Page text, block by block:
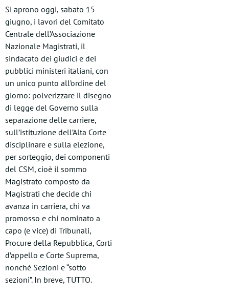
Si aprono oggi, sabato 15
giugno, i lavori del Comitato
Centrale dell’Associazione
Nazionale Magistrati, il
sindacato dei giudici e dei
pubblici ministeri italiani, con
un unico punto all’ordine del
giorno: polverizzare il disegno
di legge del Governo sulla
separazione delle carriere,
sull’istituzione dell’Alta Corte
disciplinare e sulla elezione,
per sorteggio, dei componenti
del CSM, cioè il sommo
Magistrato composto da
Magistrati che decide chi
avanza in carriera, chi va
promosso e chi nominato a
capo (e vice) di Tribunali,
Procure della Repubblica, Corti
d’appello e Corte Suprema,
nonché Sezioni e “sotto
sezioni”. In breve, TUTTO.